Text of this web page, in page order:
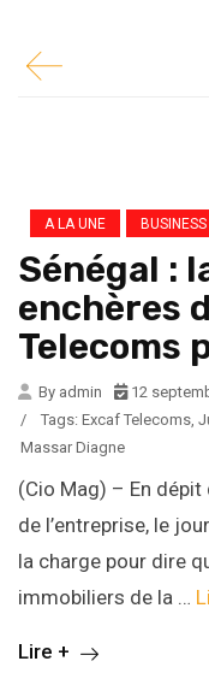
A LA UNE BUSINESS
Sénégal :
enchères
Telecoms
By admin
12
/
Tags: Excaf Telecoms,
Massar Diagne
(Cio Mag) – En
de l’entreprise, le
la charge pour dire
immobiliers de la …
Lire +